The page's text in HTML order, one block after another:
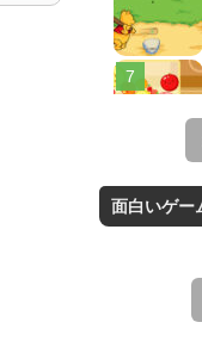
面白いゲー